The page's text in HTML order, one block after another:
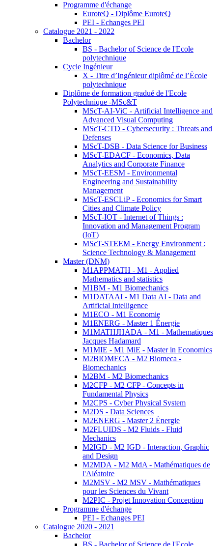
Programme d'échange
EuroteQ - Diplôme EuroteQ
PEI - Echanges PEI
Catalogue 2021 - 2022
Bachelor
BS - Bachelor of Science de l'Ecole
polytechnique
Cycle Ingénieur
X - Titre d’Ingénieur diplômé de l’École
polytechnique
Diplôme de formation gradué de l'Ecole
Polytechnique -MSc&T
MScT-AI-ViC - Artificial Intelligence and
Advanced Visual Computing
MScT-CTD - Cybersecurity : Threats and
Defenses
MScT-DSB - Data Science for Business
MScT-EDACF - Economics, Data
Analytics and Corporate Finance
MScT-EESM - Environmental
Engineering and Sustainability
Management
MScT-ESCLiP - Economics for Smart
Cities and Climate Policy
MScT-IOT - Internet of Things :
Innovation and Management Program
(IoT)
MScT-STEEM - Energy Environment :
Science Technology & Management
Master (DNM)
M1APPMATH - M1 - Applied
Mathematics and statistics
M1BM - M1 Biomechanics
M1DATAAI - M1 Data AI - Data and
Artificial Intelligence
M1ECO - M1 Economie
M1ENERG - Master 1 Énergie
M1MATHJHADA - M1 - Mathematiques
Jacques Hadamard
M1MIE - M1 MiE - Master in Economics
M2BIOMECA - M2 Biomeca -
Biomechanics
M2BM - M2 Biomechanics
M2CFP - M2 CFP - Concepts in
Fundamental Physics
M2CPS - Cyber Physical System
M2DS - Data Sciences
M2ENERG - Master 2 Énergie
M2FLUIDS - M2 Fluids - Fluid
Mechanics
M2IGD - M2 IGD - Interaction, Graphic
and Design
M2MDA - M2 MdA - Mathématiques de
l'Aléatoire
M2MSV - M2 MSV - Mathématiques
pour les Sciences du Vivant
M2PIC - Projet Innovation Conception
Programme d'échange
PEI - Echanges PEI
Catalogue 2020 - 2021
Bachelor
BS - Bachelor of Science de l'Ecole